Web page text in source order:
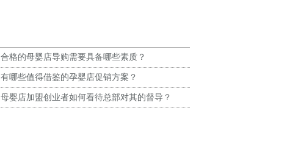
合格的母婴店导购需要具备哪些素质？
有哪些值得借鉴的孕婴店促销方案？
母婴店加盟创业者如何看待总部对其的督导？